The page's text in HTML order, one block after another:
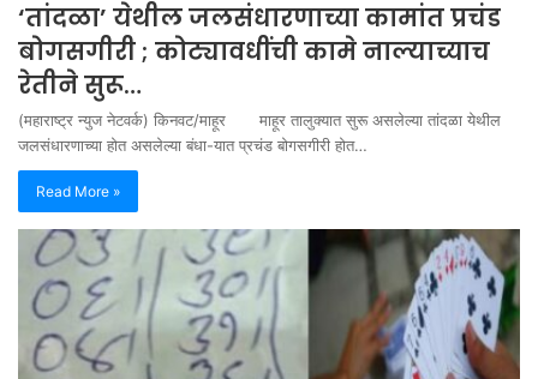
‘तांदळा’ येथील जलसंधारणाच्या कामांत प्रचंड
बोगसगीरी ; कोट्यावधींची कामे नाल्याच्याच
रेतीने सुरू…
(महाराष्ट्र न्युज नेटवर्क) किनवट/माहूर माहूर तालुक्यात सुरू असलेल्या तांदळा येथील
जलसंधारणाच्या होत असलेल्या बंधा-यात प्रचंड बोगसगीरी होत…
Read More »